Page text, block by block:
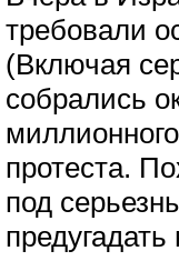
требовали
(Включая
собрались
протеста.
под